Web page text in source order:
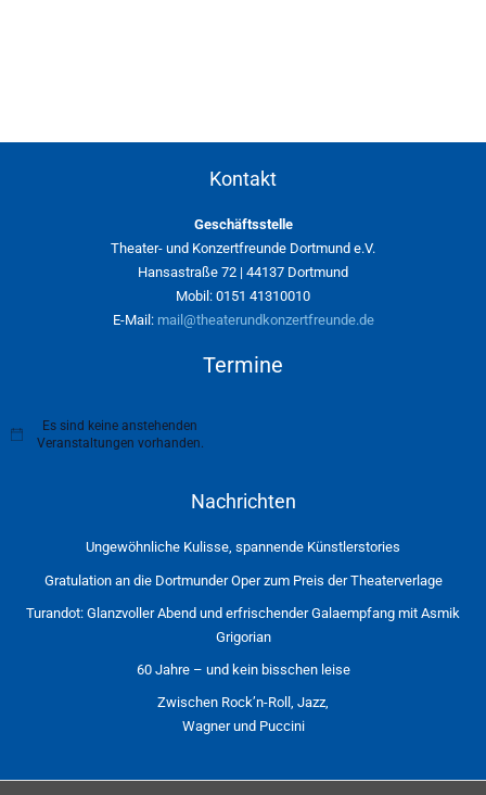
Kontakt
Geschäftsstelle
Theater- und Konzertfreunde Dortmund e.V.
Hansastraße 72 | 44137 Dortmund
Mobil: 0151 41310010
E-Mail: mail@theaterundkonzertfreunde.de
Termine
H
Es sind keine anstehenden
Veranstaltungen vorhanden.
Nachrichten
Ungewöhnliche Kulisse, spannende Künstlerstories
Gratulation an die Dortmunder Oper zum Preis der Theaterverlage
Turandot: Glanzvoller Abend und erfrischender Galaempfang mit Asmik
Grigorian
60 Jahre – und kein bisschen leise
Zwischen Rock’n-Roll, Jazz,
Wagner und Puccini